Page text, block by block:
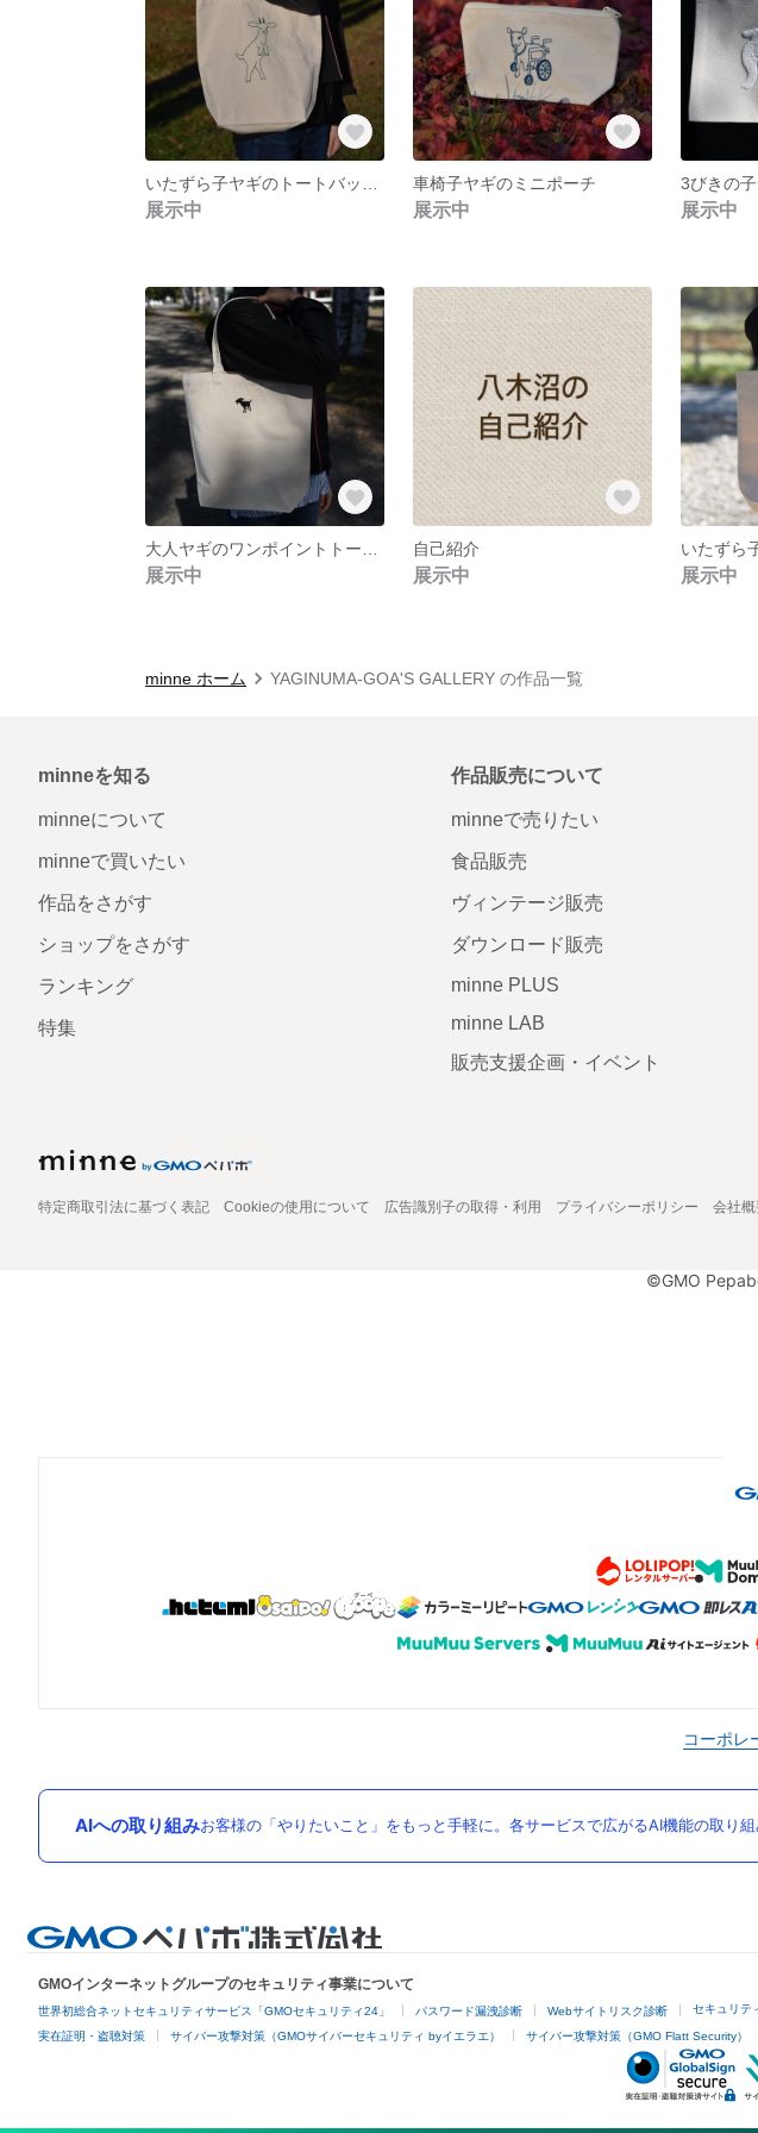
展示中
車椅子ヤギのミニポーチ
展示中 展示中
展示中
自己紹介
展示中 展示中
minne ホーム YAGINUMA-GOA'S GALLERY の作品一覧
minneを知る
minneについて
minneで買いたい
作品をさがす
ショップをさがす
ランキング
特集
作品販売について
minneで売りたい
食品販売
ヴィンテージ販売
ダウンロード販売
minne PLUS
minne LAB
販売支援企画・イベント
特定商取引法に基づく表記 Cookieの使用について 広告識別子の取得・利用 プライバシーポリシー 会社
©GMO
コーポレ
AIへの取り組みお客様の「やりたいこと」をもっと手軽に。各サービスで広がるAI機能の取り組
GMOインターネットグループのセキュリティ事業について
世界初総合ネットセキュリティサービス「GMOセキュリティ24」 パスワード漏洩診断 Webサイトリスク診断 セキュリテ
実在証明・盗聴対策 サイバー攻撃対策（GMOサイバーセキュリティ byイエラエ） サイバー攻撃対策（GMO Flatt Security）